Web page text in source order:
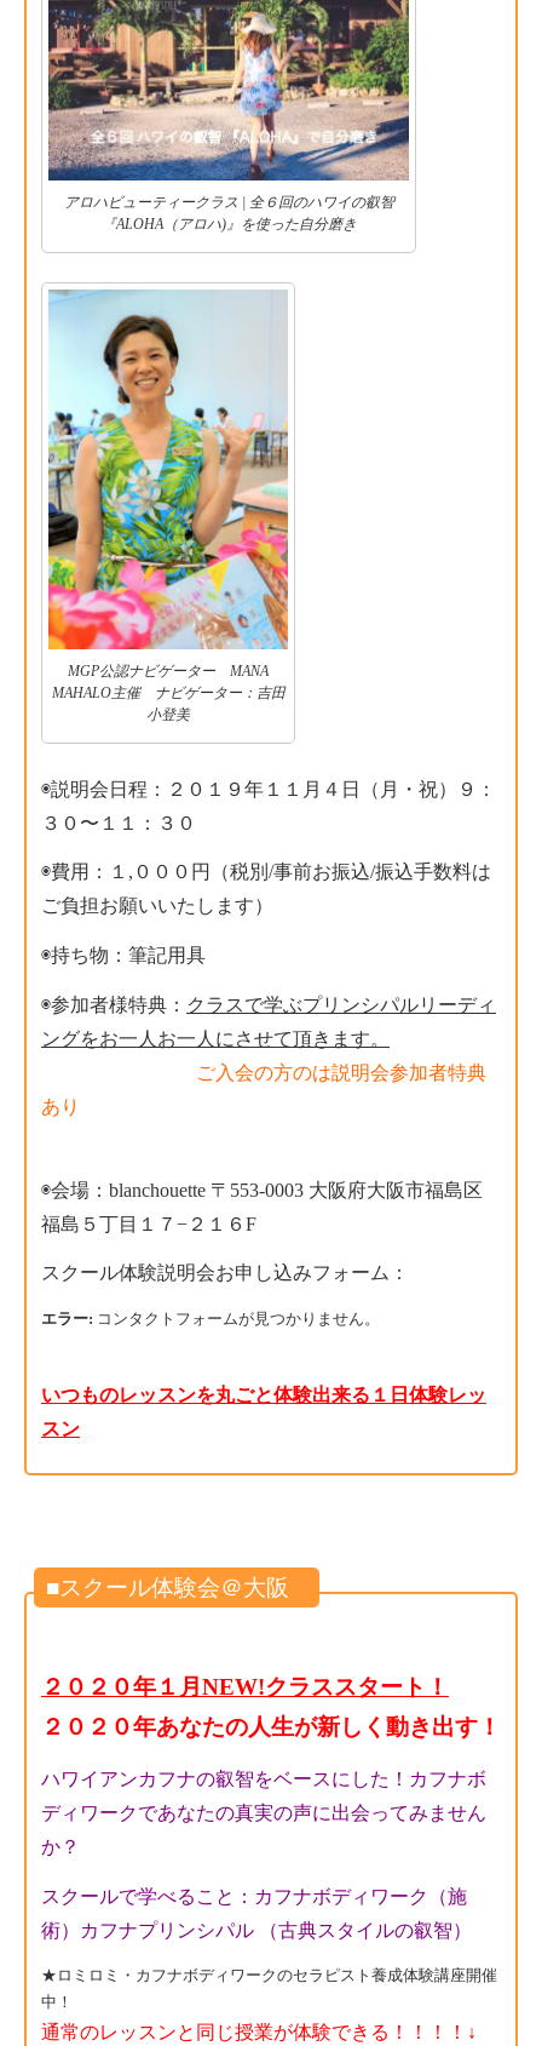
アロハビューティークラス | 全６回のハワイの叡智
『ALOHA（アロハ)』を使った自分磨き
MGP公認ナビゲーター MANA
MAHALO主催 ナビゲーター：吉田
小登美
◉説明会日程：２０１９年１１月４日（月・祝）９：
３０〜１１：３０
◉費用：１,０００円（税別/事前お振込/振込手数料は
ご負担お願いいたします）
◉持ち物：筆記用具
◉参加者様特典： クラスで学ぶプリンシパルリーディ
ングをお一人お一人にさせて頂きます。
ご入会の方のは説明会参加者特典
あり
◉会場： blanchouette 〒553-0003 大阪府大阪市福島区
福島５丁目１７−２１６F
スクール体験説明会お申し込みフォーム：
エラー: コンタクトフォームが見つかりません。
いつものレッスンを丸ごと体験出来る１日体験レッ
スン
■スクール体験会＠大阪
２０２０年１月NEW!クラススタート！
２０２０年あなたの人生が新しく動き出す！
ハワイアンカフナの叡智をベースにした！カフナボ
ディワークであなたの真実の声に出会ってみません
か？
スクールで学べること：カフナボディワーク（施
術）カフナプリンシパル （古典スタイルの叡智）
★ロミロミ・カフナボディワークのセラピスト養成体験講座開催
中！
通常のレッスンと同じ授業が体験できる！！！！ ↓